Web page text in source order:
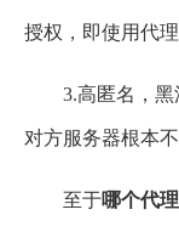
授权，即使用代
3.高匿名，
对方服务器根本
至于哪个代